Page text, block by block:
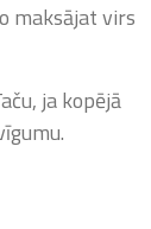
maksājat virs
ja kopējā